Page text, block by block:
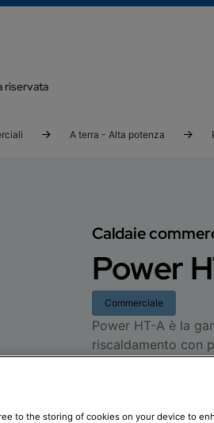
riservata
A terra - Alta potenza
Caldaie
Power
Commerciale
Power HT-A è la
riscaldamento con
to the storing of cookies on your device to